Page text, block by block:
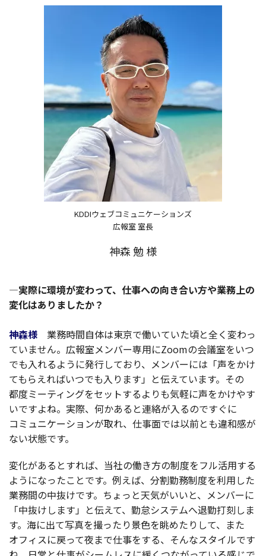
KDDIウェブコミュニケーションズ
広報室 室長
神森 勉 様
—実際に環境が変わって、 仕事への向き合い方や業務上の
変化はありましたか？
神森様 業務時間自体は東京で働いていた頃と全く変わっ
ていません。 広報室メンバー専用にZoomの会議室をいつ
でも入れるように発行しており、 メンバーには「声をかけ
てもらえればいつでも入ります」と伝えています。その
都度ミーティングをセットするよりも気軽に声をかけやす
いですよね。 実際、何かあると連絡が入るのですぐに
コミュニケーションが取れ、 仕事面では以前とも違和感が
ない状態です。
変化があるとすれば、 当社の働き方の制度をフル活用する
ようになったことです。例えば、 分割勤務制度を利用した
業務間の中抜けです。ちょっと天気がいいと、 メンバーに
「中抜けします」と伝えて、 勤怠システムへ退勤打刻しま
す。海に出て写真を撮ったり景色を眺めたりして、また
オフィスに戻って夜まで仕事をする、そんなスタイルです